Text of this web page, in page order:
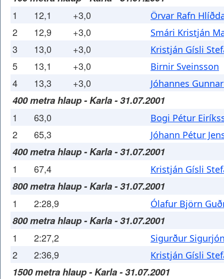
1 12,1 +3,0 Örvar Rafn
2 12,9 +3,0 Smári Kristján
3 13,0 +3,0 Kristján Gísli
5 13,1 +3,0 Birnir Sveinsson
4 13,3 +3,0 Jóhannes
400 metra hlaup - Karla - 31.07.2001
1 63,0 Bogi Pétur
2 65,3 Jóhann Pétur
400 metra hlaup - Karla - 31.07.2001
1 67,4 Kristján Gísli
800 metra hlaup - Karla - 31.07.2001
1 2:28,9 Ólafur Björn
800 metra hlaup - Karla - 31.07.2001
1 2:27,2 Sigurður
2 2:36,9 Kristján Gísli
1500 metra hlaup - Karla - 31.07.2001